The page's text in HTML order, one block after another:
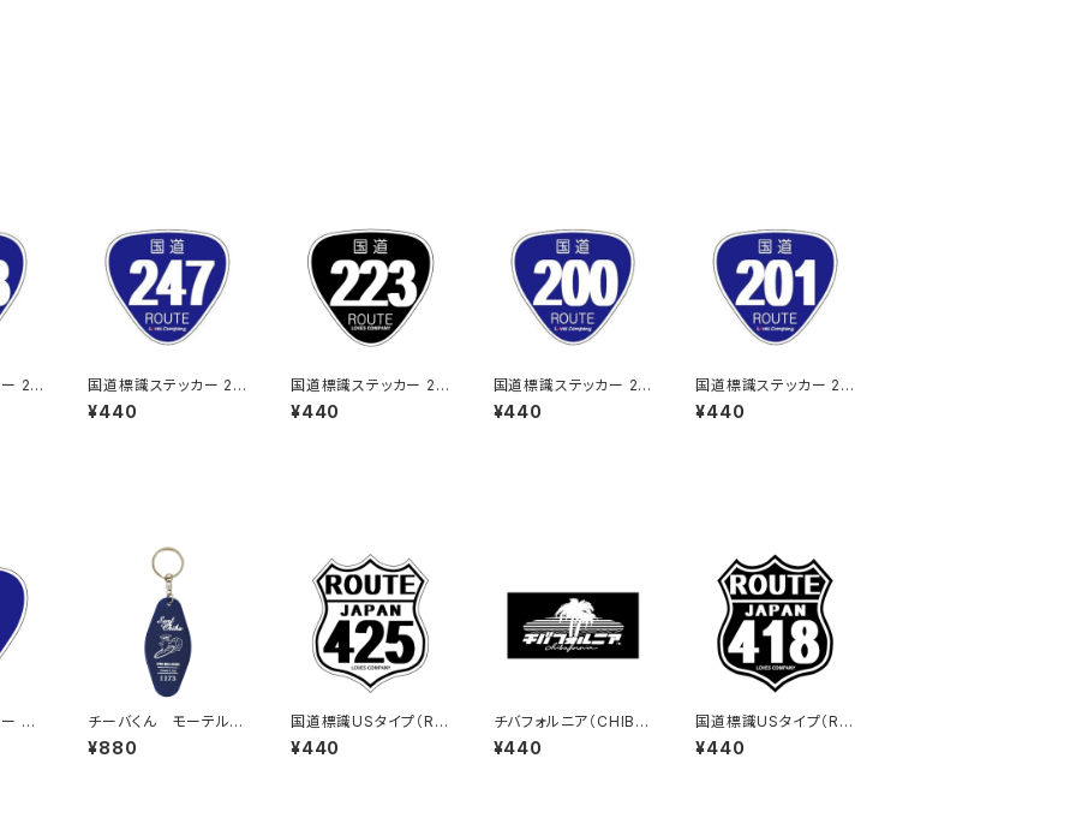
ー 23
国道標識ステッカー 24
7号線
¥440
国道標識ステッカー 22
3号線（ブラック）
¥440
国道標識ステッカー 20
0号線
¥440
国道標識ステッカー 20
1号線
¥440
88
チーバくん モーテルキ
ーホルダー design3
¥880
国道標識USタイプ（RO
UTE）ステッカー 425
号線（ホワイト）
¥440
チバフォルニア（CHIBA
FORNIA）ステッカーB
（Black）
¥440
国道標識USタイプ（RO
UTE）ステッカー 418号
線（ブラック）
¥440